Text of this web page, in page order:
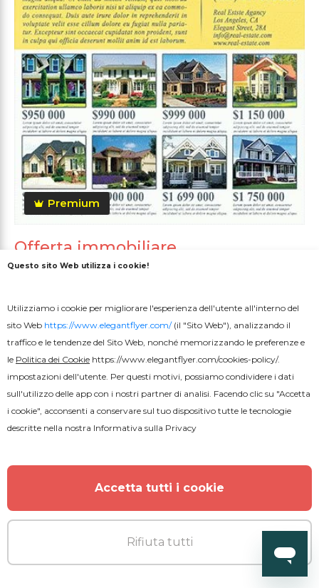
Premium
Offerta immobiliare
ALTRO DALL'AUTORE
Questo sito Web utilizza i cookie!
Utilizziamo i cookie per migliorare l'esperienza dell'utente all'interno del
sito Web https://www.elegantflyer.com/(il "Sito Web"), analizzando il
traffico e le tendenze del Sito Web, nonché memorizzando le preferenze e
le Politica dei Cookie https://www.elegantflyer.com/cookies-policy/.
impostazioni dell'utente. Per questi motivi, possiamo condividere i dati
sull'utilizzo delle app con i nostri partner di analisi. Facendo clic su "Accetta
i cookie", acconsenti a conservare sul tuo dispositivo tutte le tecnologie
descritte nella nostra Informativa sulla Privacy
Accetta tutti i cookie
Rifiuta tutti